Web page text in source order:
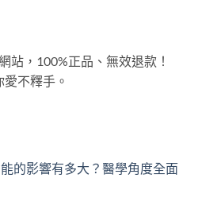
站，100%正品、無效退款！
不釋手。
的影響有多大？醫學角度全面